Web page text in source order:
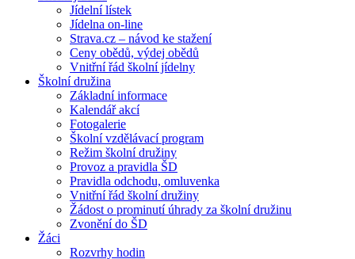
Jídelní lístek
Jídelna on-line
Strava.cz – návod ke stažení
Ceny obědů, výdej obědů
Vnitřní řád školní jídelny
Školní družina
Základní informace
Kalendář akcí
Fotogalerie
Školní vzdělávací program
Režim školní družiny
Provoz a pravidla ŠD
Pravidla odchodu, omluvenka
Vnitřní řád školní družiny
Žádost o prominutí úhrady za školní družinu
Zvonění do ŠD
Žáci
Rozvrhy hodin